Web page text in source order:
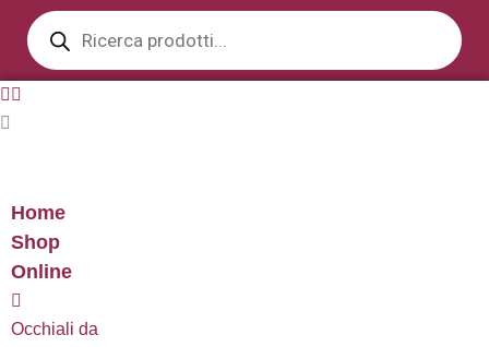
contenuto
Products
search
Home
Shop
Online
Occhiali da